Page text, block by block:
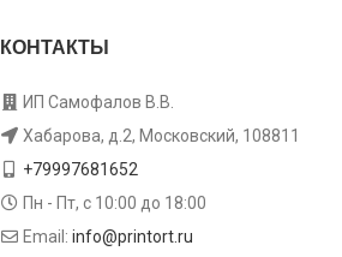
КОНТАКТЫ
ИП Самофалов В.В.
Хабарова, д.2, Московский, 108811
+79997681652
Пн - Пт, с 10:00 до 18:00
Email: info@printort.ru